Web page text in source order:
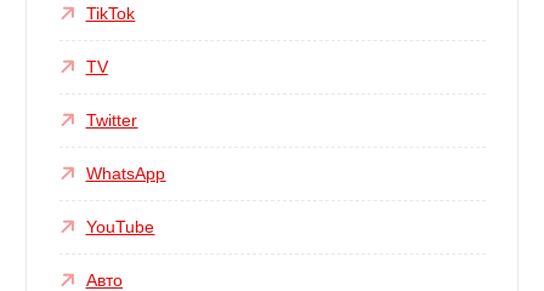
TikTok
TV
Twitter
WhatsApp
YouTube
Авто